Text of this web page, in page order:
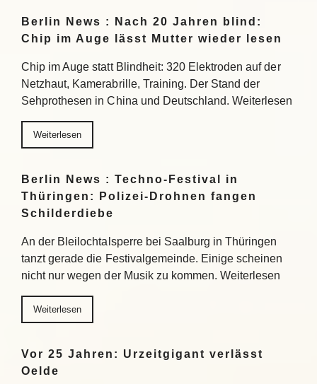
Berlin News : Nach 20 Jahren blind:
Chip im Auge lässt Mutter wieder lesen
Chip im Auge statt Blindheit: 320 Elektroden auf der
Netzhaut, Kamerabrille, Training. Der Stand der
Sehprothesen in China und Deutschland. Weiterlesen
Weiterlesen
Berlin News : Techno-Festival in
Thüringen: Polizei-Drohnen fangen
Schilderdiebe
An der Bleilochtalsperre bei Saalburg in Thüringen
tanzt gerade die Festivalgemeinde. Einige scheinen
nicht nur wegen der Musik zu kommen. Weiterlesen
Weiterlesen
Vor 25 Jahren: Urzeitgigant verlässt
Oelde